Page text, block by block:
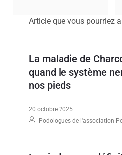
Article que vous pourriez
La maladie de
quand le système
nos pieds
20 octobre 2025
Podologues de l'association